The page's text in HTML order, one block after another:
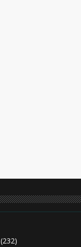
(232)